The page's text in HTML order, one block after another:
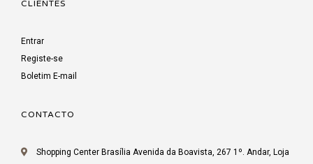
CLIENTES
Entrar
Registe-se
Boletim E-mail
CONTACTO
Shopping Center Brasília Avenida da Boavista, 267 1º. Andar, Loja